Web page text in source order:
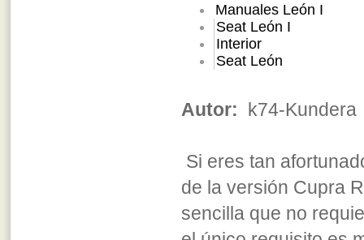
Manuales León I
Seat León I
Interior
Seat León
Autor: k74-Kundera
Si eres tan
de la versión Cupra
sencilla que no